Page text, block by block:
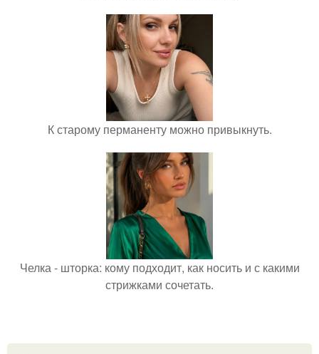
К старому перманенту можно привыкнуть.
Челка - шторка: кому подходит, как носить и с какими
стрижками сочетать.